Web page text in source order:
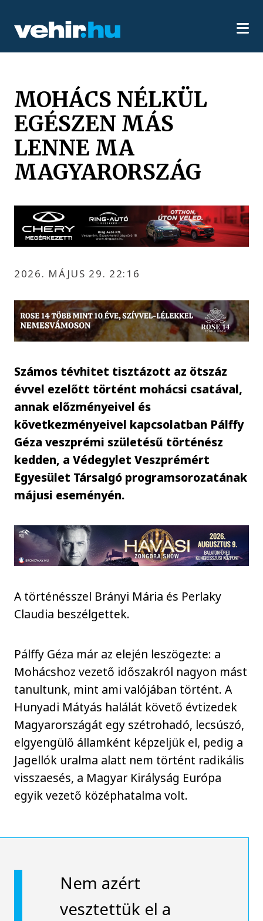
MOHÁCS NÉLKÜL
EGÉSZEN MÁS
LENNE MA
MAGYARORSZÁG
2026. MÁJUS 29. 22:16
Számos tévhitet tisztázott az ötszáz
évvel ezelőtt történt mohácsi csatával,
annak előzményeivel és
következményeivel kapcsolatban Pálffy
Géza veszprémi születésű történész
kedden, a Védegylet Veszprémért
Egyesület Társalgó programsorozatának
májusi eseményén.
A történésszel Brányi Mária és Perlaky
Claudia beszélgettek.
Pálffy Géza már az elején leszögezte: a
Mohácshoz vezető időszakról nagyon mást
tanultunk, mint ami valójában történt. A
Hunyadi Mátyás halálát követő évtizedek
Magyarországát egy szétrohadó, lecsúszó,
elgyengülő államként képzeljük el, pedig a
Jagellók uralma alatt nem történt radikális
visszaesés, a Magyar Királyság Európa
egyik vezető középhatalma volt.
Nem azért
vesztettük el a